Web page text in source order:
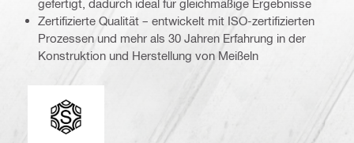
gefertigt, dadurch ideal für gleichmäßige Ergebnisse
Zertifizierte Qualität – entwickelt mit ISO-zertifizierten
Prozessen und mehr als 30 Jahren Erfahrung in der
Konstruktion und Herstellung von Meißeln
Einsteckenden